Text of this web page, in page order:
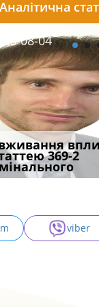
05
військової
за ігн
Аналітична
08-04
369-2
2026-07-23
під
стану:
viber